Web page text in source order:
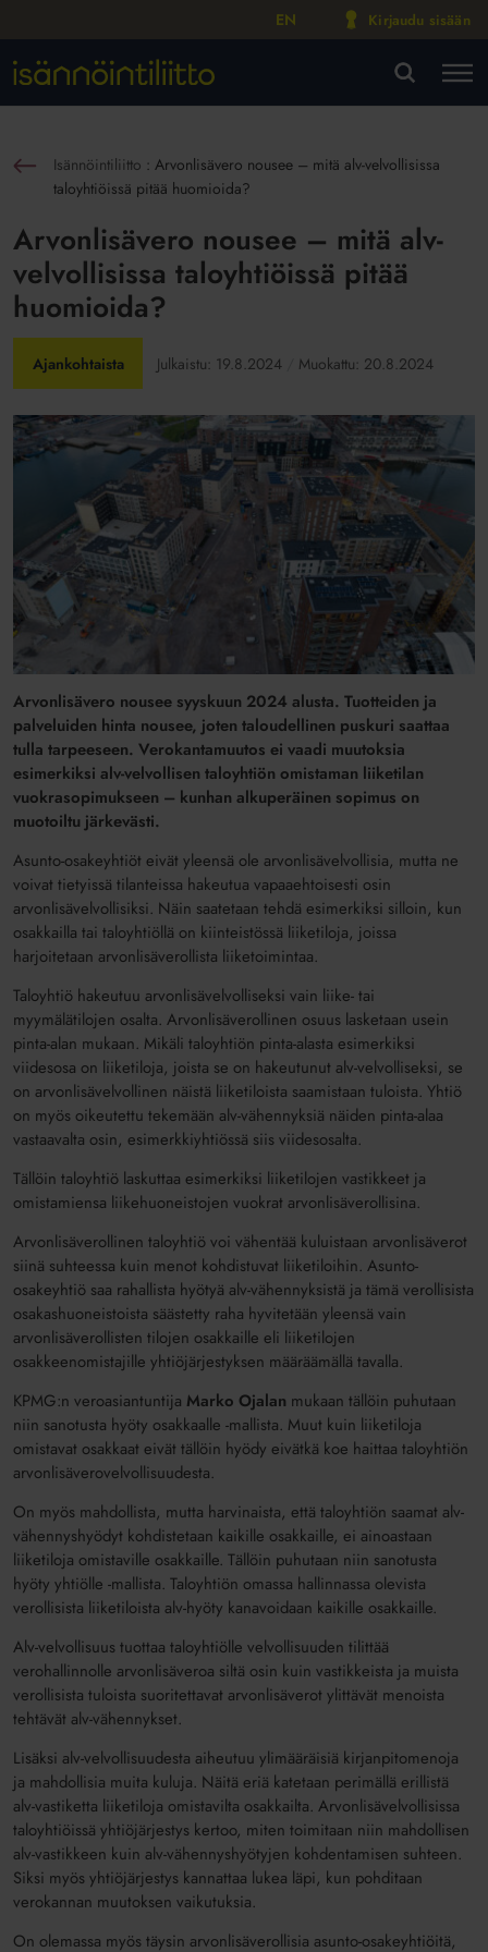
EN Kirjaudu sisään
Isännöintiliitto :Arvonlisävero nousee – mitä alv-velvollisissa
taloyhtiöissä pitää huomioida?
Arvonlisävero nousee – mitä alv-
velvollisissa taloyhtiöissä pitää
huomioida?
Ajankohtaista Julkaistu: 19.8.2024 Muokattu: 20.8.2024
Arvonlisävero nousee syyskuun 2024 alusta. Tuotteiden ja
palveluiden hinta nousee, joten taloudellinen puskuri saattaa
tulla tarpeeseen. Verokantamuutos ei vaadi muutoksia
esimerkiksi alv-velvollisen taloyhtiön omistaman liiketilan
vuokrasopimukseen – kunhan alkuperäinen sopimus on
muotoiltu järkevästi.
Asunto-osakeyhtiöt eivät yleensä ole arvonlisävelvollisia, mutta ne
voivat tietyissä tilanteissa hakeutua vapaaehtoisesti osin
arvonlisävelvollisiksi. Näin saatetaan tehdä esimerkiksi silloin, kun
osakkailla tai taloyhtiöllä on kiinteistössä liiketiloja, joissa
harjoitetaan arvonlisäverollista liiketoimintaa.
Taloyhtiö hakeutuu arvonlisävelvolliseksi vain liike- tai
myymälätilojen osalta. Arvonlisäverollinen osuus lasketaan usein
pinta-alan mukaan. Mikäli taloyhtiön pinta-alasta esimerkiksi
viidesosa on liiketiloja, joista se on hakeutunut alv-velvolliseksi, se
on arvonlisävelvollinen näistä liiketiloista saamistaan tuloista. Yhtiö
on myös oikeutettu tekemään alv-vähennyksiä näiden pinta-alaa
vastaavalta osin, esimerkkiyhtiössä siis viidesosalta.
Tällöin taloyhtiö laskuttaa esimerkiksi liiketilojen vastikkeet ja
omistamiensa liikehuoneistojen vuokrat arvonlisäverollisina.
Arvonlisäverollinen taloyhtiö voi vähentää kuluistaan arvonlisäverot
siinä suhteessa kuin menot kohdistuvat liiketiloihin. Asunto-
osakeyhtiö saa rahallista hyötyä alv-vähennyksistä ja tämä verollisista
osakashuoneistoista säästetty raha hyvitetään yleensä vain
arvonlisäverollisten tilojen osakkaille eli liiketilojen
osakkeenomistajille yhtiöjärjestyksen määräämällä tavalla.
KPMG:n veroasiantuntija Marko Ojalan mukaan tällöin puhutaan
niin sanotusta hyöty osakkaalle -mallista. Muut kuin liiketiloja
omistavat osakkaat eivät tällöin hyödy eivätkä koe haittaa taloyhtiön
arvonlisäverovelvollisuudesta.
On myös mahdollista, mutta harvinaista, että taloyhtiön saamat alv-
vähennyshyödyt kohdistetaan kaikille osakkaille, ei ainoastaan
liiketiloja omistaville osakkaille. Tällöin puhutaan niin sanotusta
hyöty yhtiölle -mallista. Taloyhtiön omassa hallinnassa olevista
verollisista liiketiloista alv-hyöty kanavoidaan kaikille osakkaille.
Alv-velvollisuus tuottaa taloyhtiölle velvollisuuden tilittää
verohallinnolle arvonlisäveroa siltä osin kuin vastikkeista ja muista
verollisista tuloista suoritettavat arvonlisäverot ylittävät menoista
tehtävät alv-vähennykset.
Lisäksi alv-velvollisuudesta aiheutuu ylimääräisiä kirjanpitomenoja
ja mahdollisia muita kuluja. Näitä eriä katetaan perimällä erillistä
alv-vastiketta liiketiloja omistavilta osakkailta. Arvonlisävelvollisissa
taloyhtiöissä yhtiöjärjestys kertoo, miten toimitaan niin mahdollisen
alv-vastikkeen kuin alv-vähennyshyötyjen kohdentamisen suhteen.
Siksi myös yhtiöjärjestys kannattaa lukea läpi, kun pohditaan
verokannan muutoksen vaikutuksia.
On olemassa myös täysin arvonlisäverollisia asunto-osakeyhtiöitä,